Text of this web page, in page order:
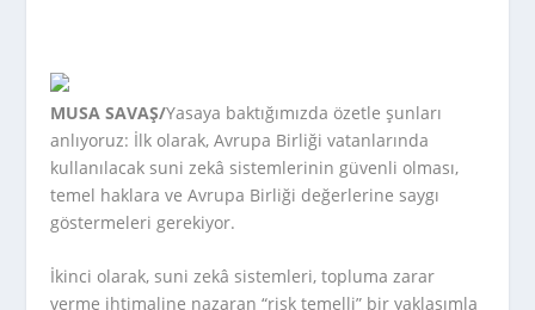
MUSA SAVAŞ/Yasaya baktığımızda özetle şunları
anlıyoruz: İlk olarak, Avrupa Birliği vatanlarında
kullanılacak suni zekâ sistemlerinin güvenli olması,
temel haklara ve Avrupa Birliği değerlerine saygı
göstermeleri gerekiyor.
İkinci olarak, suni zekâ sistemleri, topluma zarar
verme ihtimaline nazaran “risk temelli” bir yaklaşımla